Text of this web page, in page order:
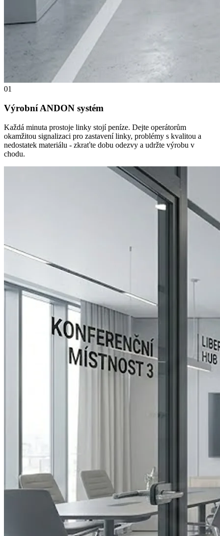
01
Výrobní ANDON systém
Každá minuta prostoje linky stojí peníze. Dejte operátorům
okamžitou signalizaci pro zastavení linky, problémy s kvalitou a
nedostatek materiálu - zkraťte dobu odezvy a udržte výrobu v
chodu.